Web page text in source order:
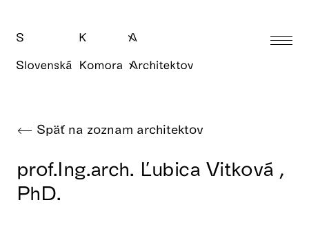
Späť na zoznam architektov
prof.Ing.arch. Ľubica Vitková ,
PhD.